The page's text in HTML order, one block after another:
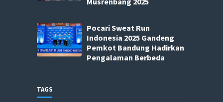
Pocari Sweat Run
Indonesia 2025 Gandeng
Pemkot Bandung Hadirkan
Pengalaman Berbeda
TAGS